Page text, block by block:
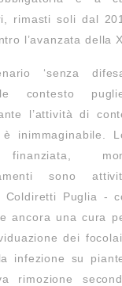
rimasti soli dal
l’avanzata della
‘senza
contesto
l’attività di
è inimmaginabile.
finanziata,
sono
Coldiretti Puglia -
ancora una cura
dei
infezione su
rimozione